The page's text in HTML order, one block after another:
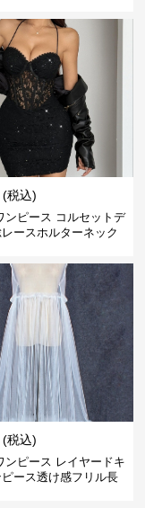
(税込)
ンピース コルセットデ
ースホルターネック
(税込)
ンピース レイヤードキ
ピース透け感フリル長